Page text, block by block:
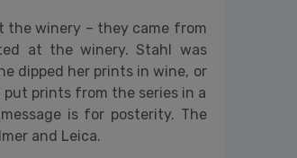
the winery – they came from
at the winery. Stahl was
dipped her prints in wine, or
prints from the series in a
is for posterity. The
and Leica.